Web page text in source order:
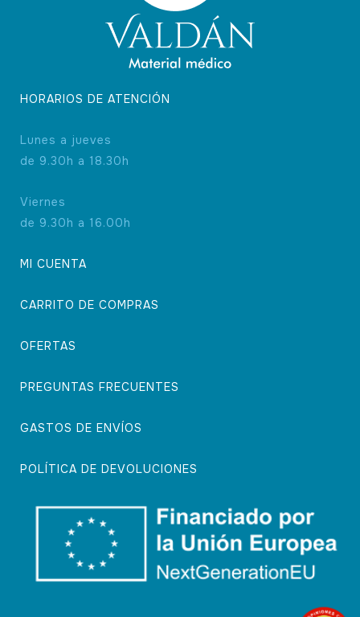
HORARIOS DE ATENCIÓN
Lunes a jueves
de 9.30h a 18.30h
Viernes
de 9.30h a 16.00h
MI CUENTA
CARRITO DE COMPRAS
OFERTAS
PREGUNTAS FRECUENTES
GASTOS DE ENVÍOS
POLÍTICA DE DEVOLUCIONES